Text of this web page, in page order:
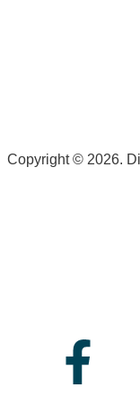
Copyright © 2026.